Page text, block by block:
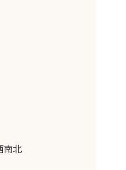
一覧
方針
集
内
型約款
南北